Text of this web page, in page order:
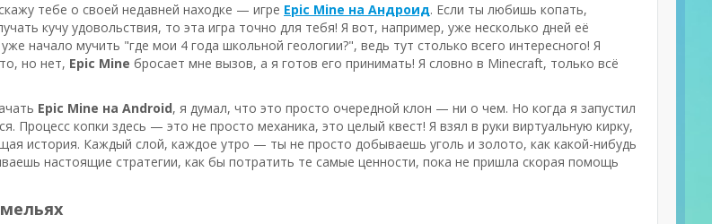
тебе о своей недавней находке — игре Epic Mine на Андроид. Если ты любишь копать,
кучу удовольствия, то эта игра точно для тебя! Я вот, например, уже несколько дней её
начало мучить "где мои 4 года школьной геологии?", ведь тут столько всего интересного! Я
но нет, Epic Mine бросает мне вызов, а я готов его принимать! Я словно в Minecraft, только всё
Epic Mine на Android, я думал, что это просто очередной клон — ни о чем. Но когда я запустил
Процесс копки здесь — это не просто механика, это целый квест! Я взял в руки виртуальную кирку,
история. Каждый слой, каждое утро — ты не просто добываешь уголь и золото, как какой-нибудь
настоящие стратегии, как бы потратить те самые ценности, пока не пришла скорая помощь